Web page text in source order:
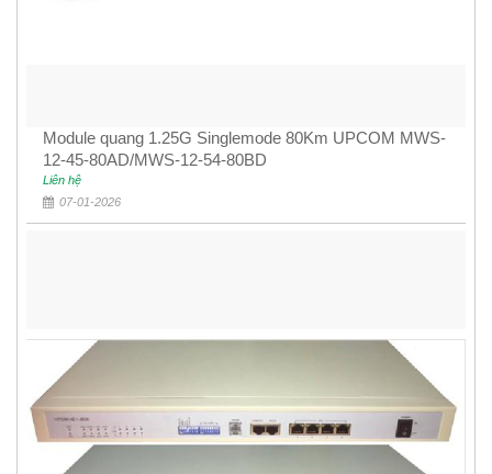
Module quang 1.25G Singlemode 80Km UPCOM MWS-
12-45-80AD/MWS-12-54-80BD
Liên hệ
07-01-2026